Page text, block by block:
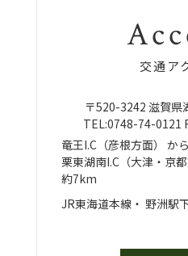
交通ア
〒520-3242 滋賀県
TEL:0748-74-0121
竜王I.C（彦根方面） か
栗東湖南I.C（大津・京都
約7km
JR東海道本線・ 野洲駅